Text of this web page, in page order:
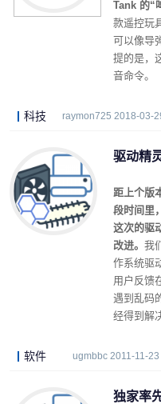
Tank 的“
款遥控玩
可以像导
提的是，
音命令。
科技 raymon725 2018-03-
驱动精
距上个版
段时间里
这次的驱
改进。 我
作系统驱
用户反馈
遇到乱码
经得到解
软件 ugmbbc 2011-11-23
独家率